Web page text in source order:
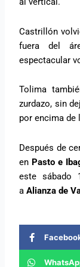
Castrillón
fuera del
espectacular
Tolima
zurdazo, sin
por encima de
Después de
en Pasto e
este sábado
aAlianza de